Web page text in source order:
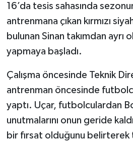
16’da tesis sahasında
antrenmana çıkan kırmızı
bulunan Sinan takımdan ayrı
yapmaya başladı.
Çalışma öncesinde Teknik
antrenman öncesinde
yaptı. Uçar, futbolculardan
unutmalarını onun geride
bir fırsat olduğunu